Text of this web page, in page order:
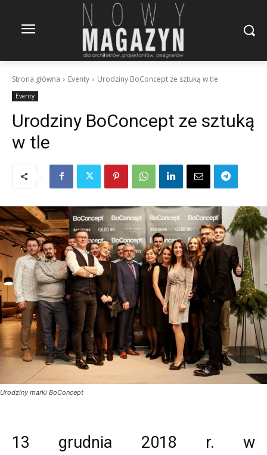
Strona główna Eventy Urodziny BoConcept ze sztuką w tle
Eventy
Urodziny BoConcept ze sztuką
w tle
Urodziny marki BoConcept
13 grudnia 2018 r. w